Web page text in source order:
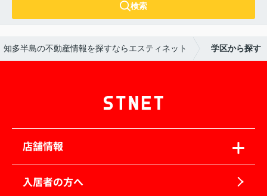
検索
知多半島の不動産情報を探すならエスティネット 学区から探す
店舗情報
入居者の方へ